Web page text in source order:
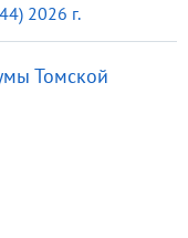
2026 г.
Томской